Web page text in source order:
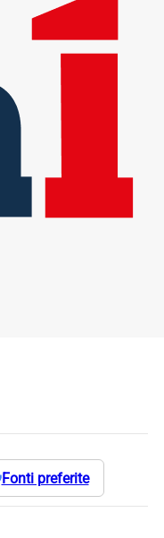
Fonti preferite